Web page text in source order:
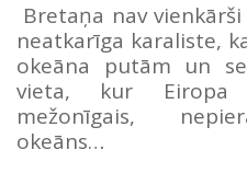
Bretaņa nav
neatkarīga karaliste,
okeāna putām un
vieta, kur Eiropa
mežonīgais,
okeāns…